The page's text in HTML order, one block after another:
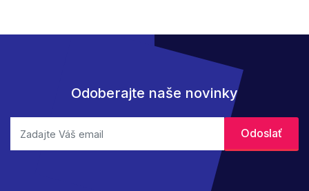
Odoberajte naše novinky